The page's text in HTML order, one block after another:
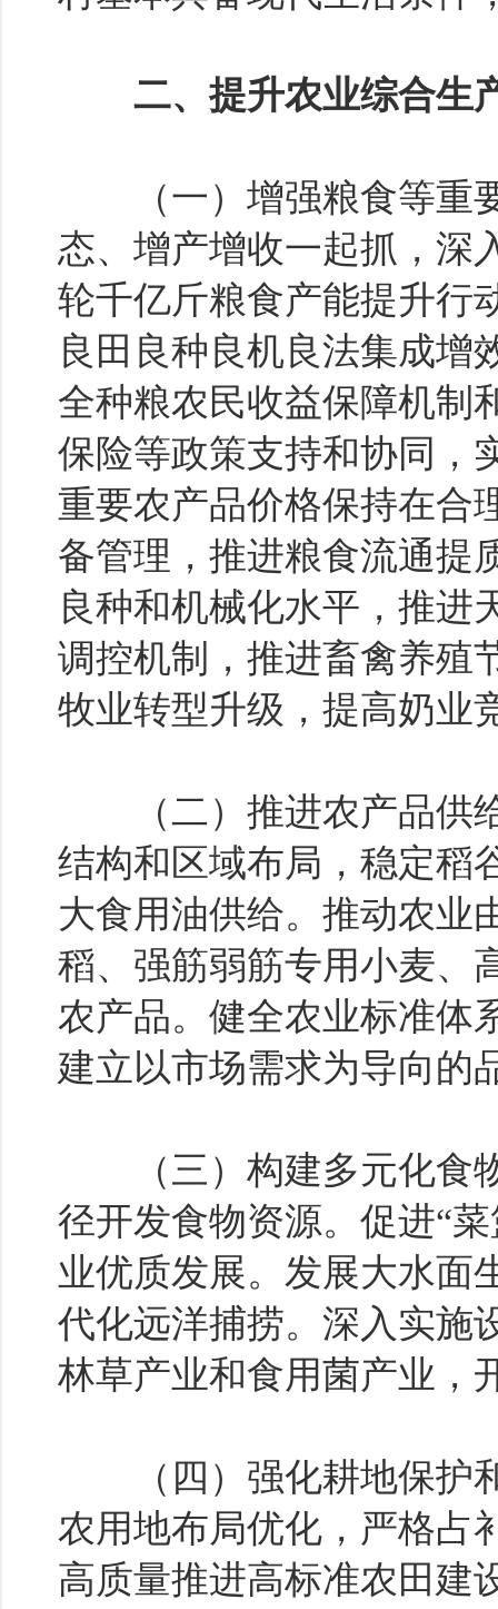
二、提升农业综合生
（一）增强粮食等重要
态、增产增收一起抓，深
轮千亿斤粮食产能提升行
良田良种良机良法集成增
全种粮农民收益保障机制
保险等政策支持和协同，
重要农产品价格保持在合
备管理，推进粮食流通提
良种和机械化水平，推进
调控机制，推进畜禽养殖
牧业转型升级，提高奶业
（二）推进农产品供给
结构和区域布局，稳定稻
大食用油供给。推动农业
稻、强筋弱筋专用小麦、
农产品。健全农业标准体
建立以市场需求为导向的
（三）构建多元化食物
径开发食物资源。促进“
业优质发展。发展大水面
代化远洋捕捞。深入实施
林草产业和食用菌产业，
（四）强化耕地保护和
农用地布局优化，严格占
高质量推进高标准农田建